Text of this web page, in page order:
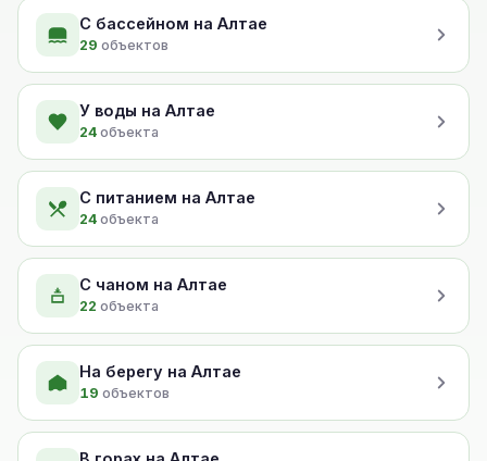
С бассейном на Алтае
29 объектов
У воды на Алтае
24 объекта
С питанием на Алтае
24 объекта
С чаном на Алтае
22 объекта
На берегу на Алтае
19 объектов